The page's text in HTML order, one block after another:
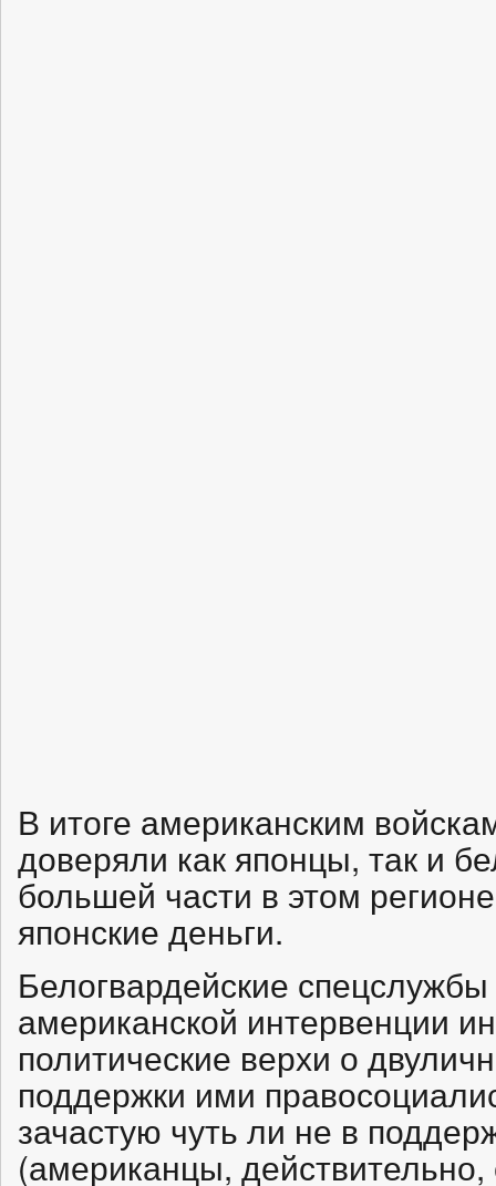
В итоге американским
доверяли как японцы, так и
большей части в этом
японские деньги.
Белогвардейские
американской интервенции
политические верхи о
поддержки ими
зачастую чуть ли не в
(американцы,